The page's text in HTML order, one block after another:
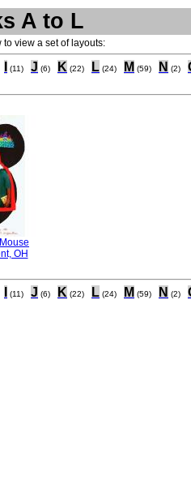
A to L
view a set of layouts:
(11) J (6) K (22) L (24) M (59) N (2)
OH
(11) J (6) K (22) L (24) M (59) N (2)